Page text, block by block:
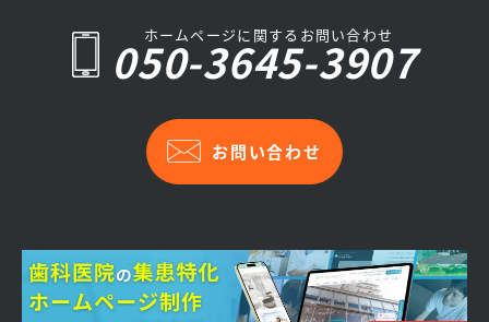
ホームページに関するお問い合わせ
050-3645-3907
お問い合わせ